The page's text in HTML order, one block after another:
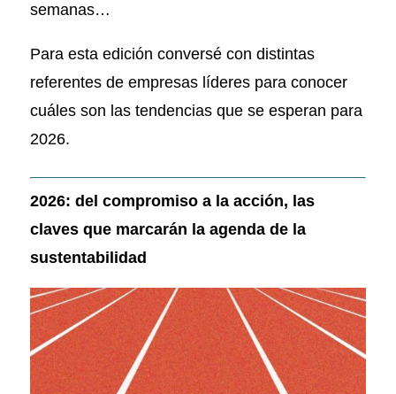
semanas…
Para esta edición conversé con distintas
referentes de empresas líderes para conocer
cuáles son las tendencias que se esperan para
2026.
2026: del compromiso a la acción, las
claves que marcarán la agenda de la
sustentabilidad